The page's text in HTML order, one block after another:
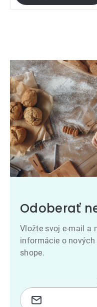
Odoberať
Vložte svoj e-mail a
informácie o
shope.